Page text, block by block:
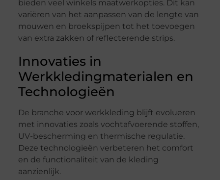
bieden veel winkels maatwerkopties. Dit kan
variëren van het aanpassen van de lengte van
mouwen en broekspijpen tot het toevoegen
van extra zakken of reflecterende strips.
Innovaties in
Werkkledingmaterialen en
Technologieën
De branche voor werkkleding blijft evolueren
met innovaties zoals vochtafvoerende stoffen,
UV-bescherming en thermische regulatie.
Deze technologieën verbeteren het comfort
en de functionaliteit van de kleding
aanzienlijk.